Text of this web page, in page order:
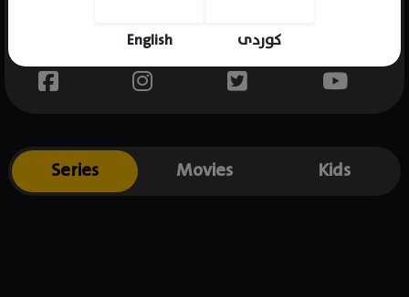
English کوردی
Place of birth : France
Series Movies Kids